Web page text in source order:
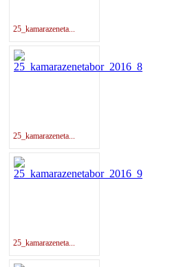
25_kamarazeneta...
25_kamarazeneta...
25_kamarazeneta...